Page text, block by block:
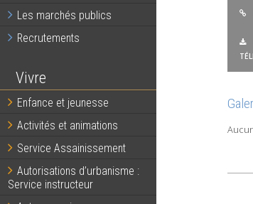
Les marchés publics
Recrutements
Vivre
Enfance et jeunesse
Activités et animations
Service Assainissement
Autorisations d’urbanisme :
Service instructeur